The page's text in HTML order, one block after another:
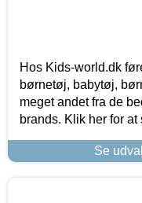
Hos Kids-world.dk
børnetøj, babytøj,
meget andet fra de
brands. Klik her for
Se